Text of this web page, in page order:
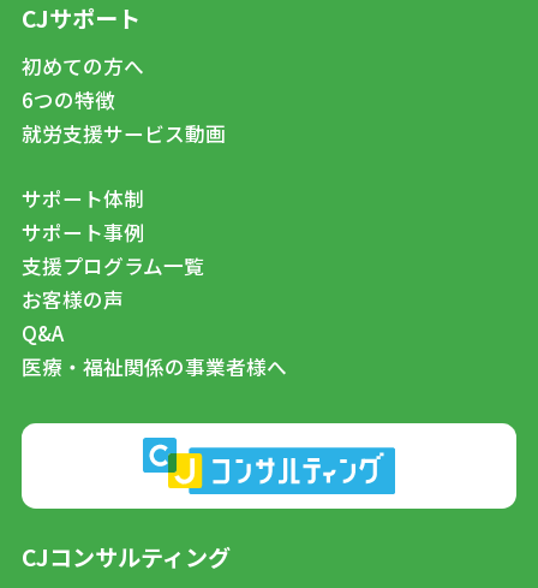
CJサポート
初めての方へ
6つの特徴
就労支援サービス動画
サポート体制
サポート事例
支援プログラム一覧
お客様の声
Q&A
医療・福祉関係の事業者様へ
CJコンサルティング